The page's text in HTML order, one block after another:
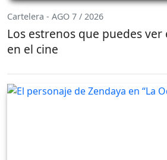
Cartelera - AGO 7 / 2026
Los estrenos que puedes ver
en el cine